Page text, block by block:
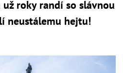
roky randí so slávnou
neustálemu hejtu!